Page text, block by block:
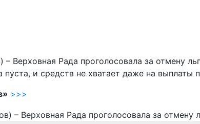
Верховная Рада проголосовала за отмену
и средств не хватает даже на
>>>